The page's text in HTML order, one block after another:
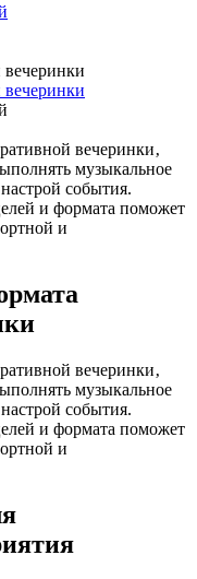
вечеринки
вечеринки‚
музыкальное
события.
и формата поможет
и
вечеринки‚
музыкальное
события.
и формата поможет
и